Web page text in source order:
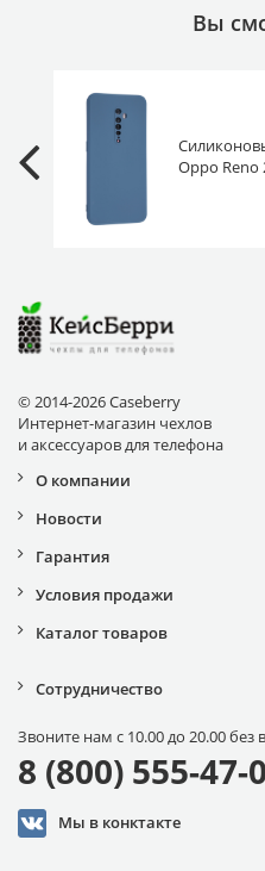
Вы
Oppo Reno
© 2014-2026 Caseberry
Интернет-магазин чехлов
и аксессуаров для телефона
О компании
Новости
Гарантия
Условия продажи
Каталог товаров
Сотрудничество
Звоните нам с 10.00 до 20.00
8 (800) 555-47-
Мы в конктакте